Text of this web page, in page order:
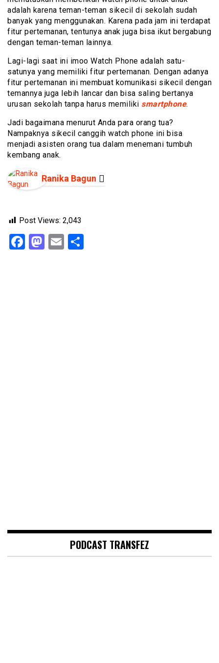
adalah karena teman-teman sikecil di sekolah sudah
banyak yang menggunakan. Karena pada jam ini terdapat
fitur pertemanan, tentunya anak juga bisa ikut bergabung
dengan teman-teman lainnya.
Lagi-lagi saat ini imoo Watch Phone adalah satu-
satunya yang memiliki fitur pertemanan. Dengan adanya
fitur pertemanan ini membuat komunikasi sikecil dengan
temannya juga lebih lancar dan bisa saling bertanya
urusan sekolah tanpa harus memiliki smartphone.
Jadi bagaimana menurut Anda para orang tua?
Nampaknya sikecil canggih watch phone ini bisa
menjadi asisten orang tua dalam menemani tumbuh
kembang anak.
Ranika Bagun
Post Views: 2,043
Facebook
Mastodon
Email
PODCAST TRANSFEZ